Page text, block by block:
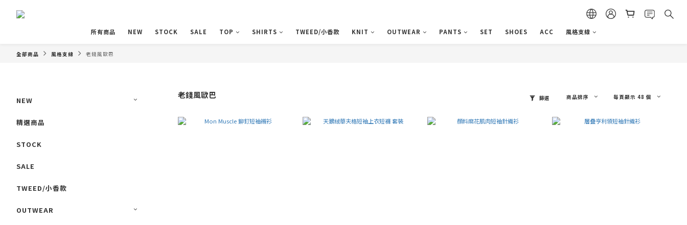
所有商品 NEW STOCK SALE TOP SHIRTS TWEED/小香款 KNIT OUTWEAR PANTS SET SHOES ACC 風格支線
全部商品 風格支線 老錢風歐巴
NEW
精選商品
STOCK
SALE
TWEED/小香款
OUTWEAR
老錢風歐巴 篩選 商品排序 每頁顯示 48 個